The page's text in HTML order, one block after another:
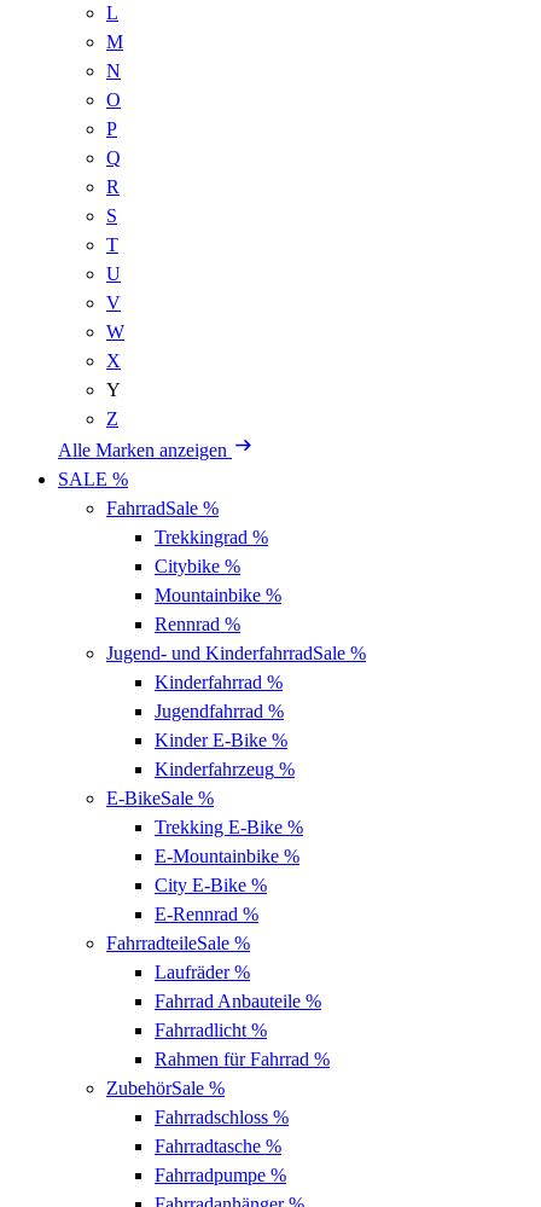
L
M
N
O
P
Q
R
S
T
U
V
W
X
Y
Z
Alle Marken anzeigen
SALE %
FahrradSale %
Trekkingrad %
Citybike %
Mountainbike %
Rennrad %
Jugend- und KinderfahrradSale %
Kinderfahrrad %
Jugendfahrrad %
Kinder E-Bike %
Kinderfahrzeug %
E-BikeSale %
Trekking E-Bike %
E-Mountainbike %
City E-Bike %
E-Rennrad %
FahrradteileSale %
Laufräder%
Fahrrad Anbauteile %
Fahrradlicht %
Rahmen für Fahrrad %
ZubehörSale %
Fahrradschloss %
Fahrradtasche %
Fahrradpumpe %